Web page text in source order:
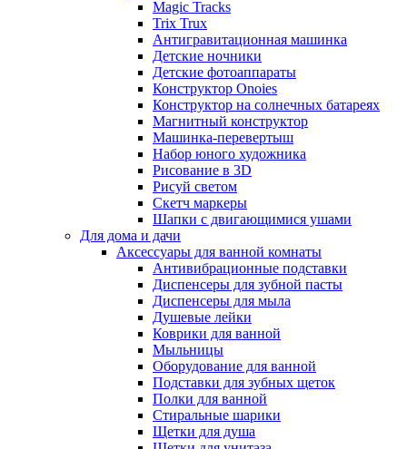
Magic Tracks
Trix Trux
Антигравитационная машинка
Детские ночники
Детские фотоаппараты
Конструктор Onoies
Конструктор на солнечных батареях
Магнитный конструктор
Машинка-перевертыш
Набор юного художника
Рисование в 3D
Рисуй светом
Скетч маркеры
Шапки с двигающимися ушами
Для дома и дачи
Аксессуары для ванной комнаты
Антивибрационные подставки
Диспенсеры для зубной пасты
Диспенсеры для мыла
Душевые лейки
Коврики для ванной
Мыльницы
Оборудование для ванной
Подставки для зубных щеток
Полки для ванной
Стиральные шарики
Щетки для душа